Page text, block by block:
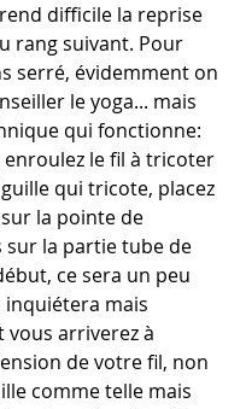
difficile la reprise
rang suivant. Pour
serré, évidemment on
le yoga... mais
qui fonctionne:
le fil à tricoter
qui tricote, placez
la pointe de
sur la partie tube de
ce sera un peu
inquiétera mais
vous arriverez à
de votre fil, non
comme telle mais